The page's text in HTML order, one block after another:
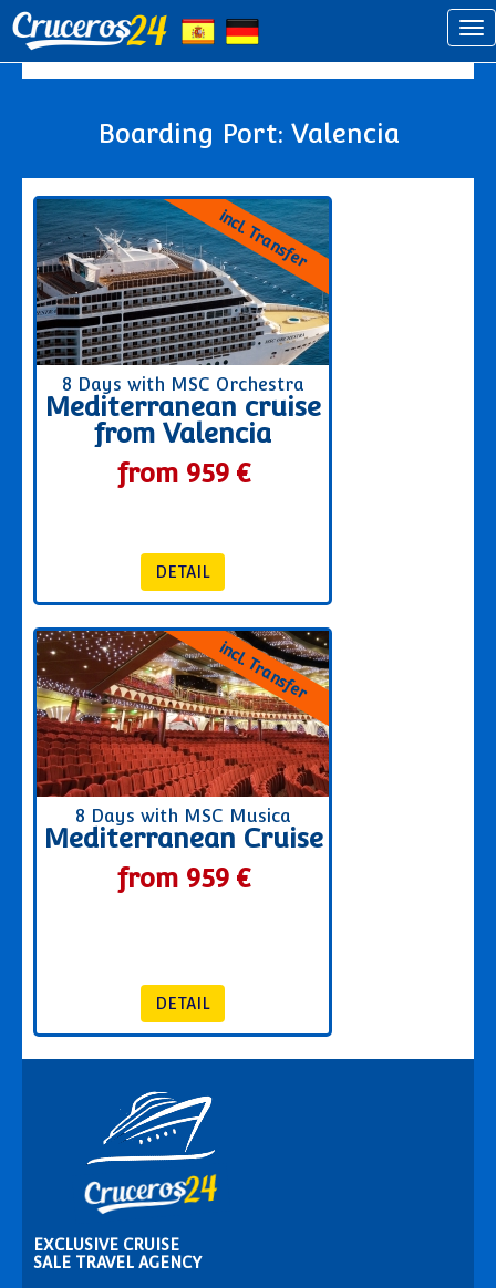
Boarding Port: Valencia
incl. Transfer
8 Days with MSC Orchestra
Mediterranean cruise
from Valencia
from 959 €
incl. Transfer
8 Days with MSC Musica
Mediterranean Cruise
from 959 €
EXCLUSIVE CRUISE
SALE TRAVEL AGENCY